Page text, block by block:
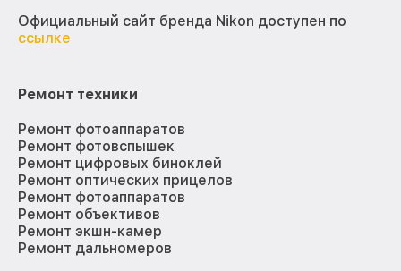
Официальный сайт бренда Nikon доступен по
ссылке
Ремонт техники
Ремонт фотоаппаратов
Ремонт фотовспышек
Ремонт цифровых биноклей
Ремонт оптических прицелов
Ремонт фотоаппаратов
Ремонт объективов
Ремонт экшн-камер
Ремонт дальномеров